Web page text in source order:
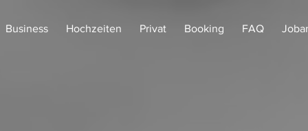
Business Hochzeiten Privat Booking FAQ